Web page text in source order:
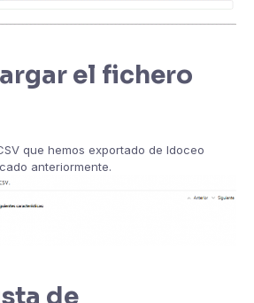
el fichero
que hemos exportado de Idoceo
anteriormente.
de